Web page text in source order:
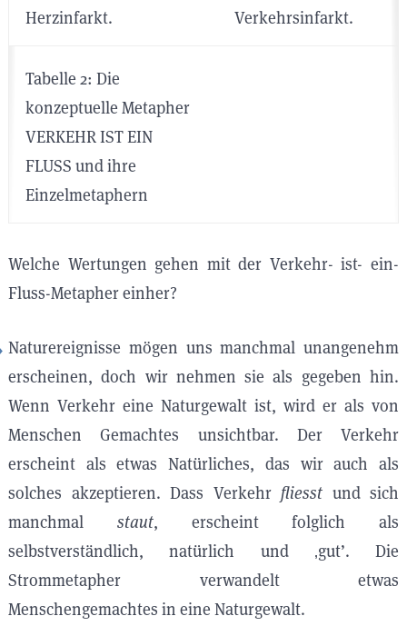
Herzinfarkt.
Verkehrsinfarkt.
Tabelle 2: Die
konzeptuelle Metapher
VERKEHR IST EIN
FLUSS und ihre
Einzelmetaphern
Welche Wertungen gehen mit der Verkehr- ist- ein-
Fluss-Metapher einher?
Naturereignisse mögen uns manchmal unangenehm
erscheinen, doch wir nehmen sie als gegeben hin.
Wenn Verkehr eine Naturgewalt ist, wird er als von
Menschen Gemachtes unsichtbar. Der Verkehr
erscheint als etwas Natürliches, das wir auch als
solches akzeptieren. Dass Verkehr fliesst und sich
manchmal staut, erscheint folglich als
selbstverständlich, natürlich und ‚gut’. Die
Strommetapher verwandelt etwas
Menschengemachtes in eine Naturgewalt.